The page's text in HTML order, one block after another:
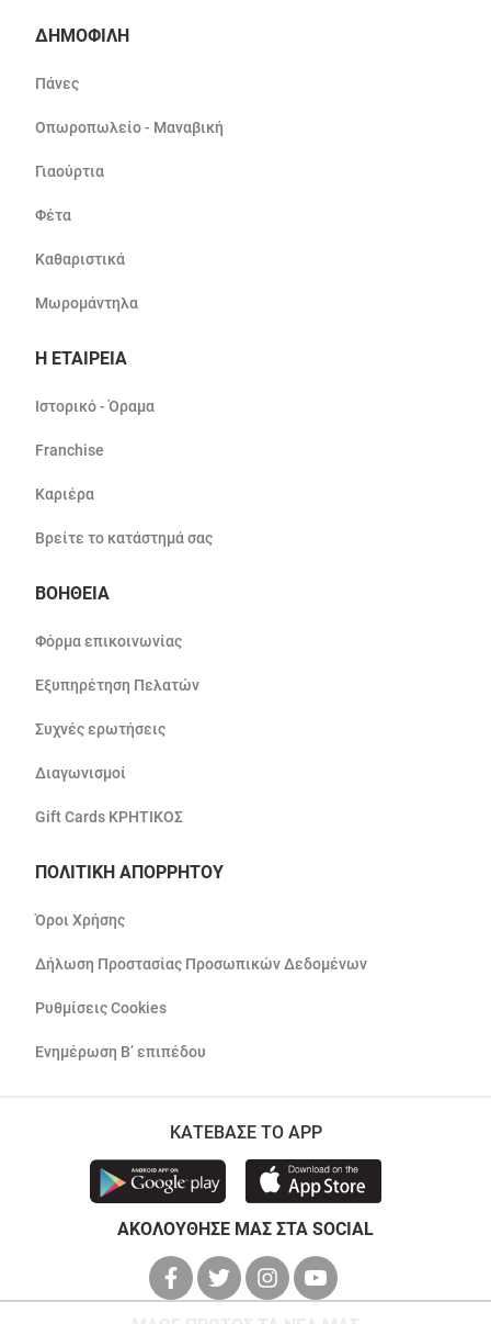
ΔΗΜΟΦΙΛΗ
Πάνες
Οπωροπωλείο - Μαναβική
Γιαούρτια
Φέτα
Καθαριστικά
Μωρομάντηλα
Η ΕΤΑΙΡΕΙΑ
Ιστορικό - Όραμα
Franchise
Καριέρα
Βρείτε το κατάστημά σας
ΒΟΗΘΕΙΑ
Φόρμα επικοινωνίας
Εξυπηρέτηση Πελατών
Συχνές ερωτήσεις
Διαγωνισμοί
Gift Cards ΚΡΗΤΙΚΟΣ
ΠΟΛΙΤΙΚΗ ΑΠΟΡΡΗΤΟΥ
Όροι Χρήσης
Δήλωση Προστασίας Προσωπικών Δεδομένων
Ρυθμίσεις Cookies
Ενημέρωση Β’ επιπέδου
ΚΑΤΕΒΑΣΕ ΤΟ APP
ΑΚΟΛΟΥΘΗΣΕ ΜΑΣ ΣΤΑ SOCIAL